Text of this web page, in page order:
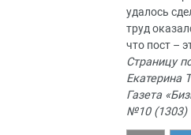
удалось
труд
что пост –
Страницу
Екатерина
Газета
№10 (1303)